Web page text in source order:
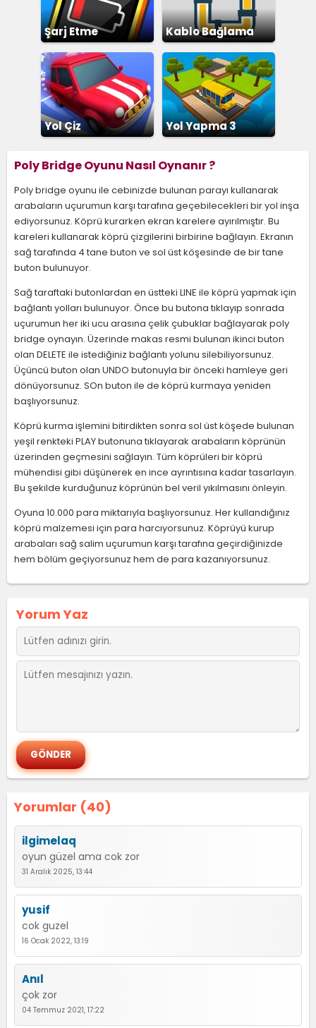
Şarj Etme Kablo Bağlama
Yol Çiz Yol Yapma 3
Poly Bridge Oyunu Nasıl Oynanır ?
Poly bridge oyunu ile cebinizde bulunan parayı kullanarak
arabaların uçurumun karşı tarafına geçebilecekleri bir yol inşa
ediyorsunuz. Köprü kurarken ekran karelere ayırılmıştır. Bu
kareleri kullanarak köprü çizgilerini birbirine bağlayın. Ekranın
sağ tarafında 4 tane buton ve sol üst köşesinde de bir tane
buton bulunuyor.
Sağ taraftaki butonlardan en üstteki LINE ile köprü yapmak için
bağlantı yolları bulunuyor. Önce bu butona tıklayıp sonrada
uçurumun her iki ucu arasına çelik çubuklar bağlayarak poly
bridge oynayın. Üzerinde makas resmi bulunan ikinci buton
olan DELETE ile istediğiniz bağlantı yolunu silebiliyorsunuz.
Üçüncü buton olan UNDO butonuyla bir önceki hamleye geri
dönüyorsunuz. SOn buton ile de köprü kurmaya yeniden
başlıyorsunuz.
Köprü kurma işlemini bitirdikten sonra sol üst köşede bulunan
yeşil renkteki PLAY butonuna tıklayarak arabaların köprünün
üzerinden geçmesini sağlayın. Tüm köprüleri bir köprü
mühendisi gibi düşünerek en ince ayrıntısına kadar tasarlayın.
Bu şekilde kurduğunuz köprünün bel veril yıkılmasını önleyin.
Oyuna 10.000 para miktarıyla başlıyorsunuz. Her kullandığınız
köprü malzemesi için para harcıyorsunuz. Köprüyü kurup
arabaları sağ salim uçurumun karşı tarafına geçirdiğinizde
hem bölüm geçiyorsunuz hem de para kazanıyorsunuz.
Yorumlar (40)
ilgimelaq
oyun güzel ama cok zor
31 Aralık 2025, 13:44
yusif
cok guzel
16 Ocak 2022, 13:19
Anıl
çok zor
04 Temmuz 2021, 17:22
Yorum Yaz